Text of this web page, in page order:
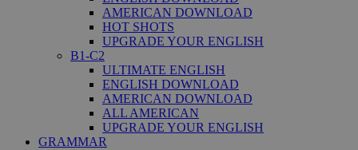
AMERICAN DOWNLOAD
HOT SHOTS
UPGRADE YOUR ENGLISH
B1-C2
ULTIMATE ENGLISH
ENGLISH DOWNLOAD
AMERICAN DOWNLOAD
ALL AMERICAN
UPGRADE YOUR ENGLISH
GRAMMAR